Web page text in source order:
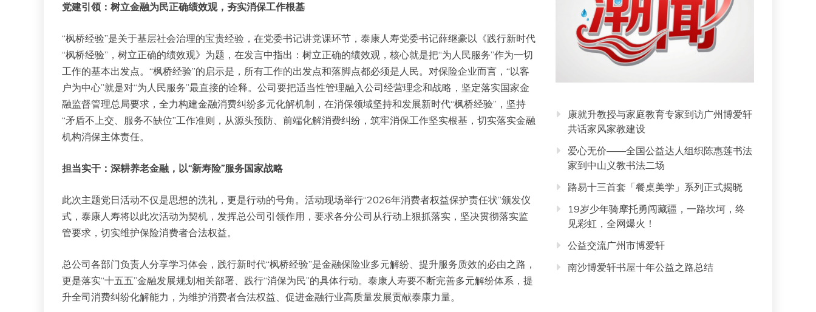
党建引领：树立金融为民正确绩效观， 夯实消保工作根基
“枫桥经验”是关于基层社会治理的宝贵经验，在党委书记讲党课环节，泰康人寿党委书记薛继豪以《践行新时代
“枫桥经验”，树立正确的绩效观》为题，在发言中指出：树立正确的绩效观，核心就是把“为人民服务”作为一切
工作的基本出发点。“枫桥经验”的启示是，所有工作的出发点和落脚点都必须是人民。对保险企业而言，“以客
户为中心”就是对“为人民服务”最直接的诠释。公司要把适当性管理融入公司经营理念和战略，坚定落实国家金
融监督管理总局要求，全力构建金融消费纠纷多元化解机制，在消保领域坚持和发展新时代“枫桥经验”，坚持
“矛盾不上交、服务不缺位”工作准则，从源头预防、前端化解消费纠纷，筑牢消保工作坚实根基，切实落实金融
机构消保主体责任。
担当实干：深耕养老金融，以“新寿险”服务国家战略
此次主题党日活动不仅是思想的洗礼，更是行动的号角。活动现场举行“2026年消费者权益保护责任状”颁发仪
式，泰康人寿将以此次活动为契机，发挥总公司引领作用，要求各分公司从行动上狠抓落实，坚决贯彻落实监
管要求，切实维护保险消费者合法权益。
总公司各部门负责人分享学习体会，践行新时代“枫桥经验”是金融保险业多元解纷、提升服务质效的必由之路，
更是落实“十五五”金融发展规划相关部署、践行“消保为民”的具体行动。泰康人寿要不断完善多元解纷体系，提
升全司消费纠纷化解能力，为维护消费者合法权益、促进金融行业高质量发展贡献泰康力量。
康就升教授与家庭教育专家到访广州博爱轩
共话家风家教建设
爱心无价——全国公益达人组织陈惠莲书法
家到中山义教书法二场
路易十三首套「餐桌美学」系列正式揭晓
19岁少年骑摩托勇闯藏疆，一路坎坷，终
见彩虹，全网爆火！
公益交流广州市博爱轩
南沙博爱轩书屋十年公益之路总结